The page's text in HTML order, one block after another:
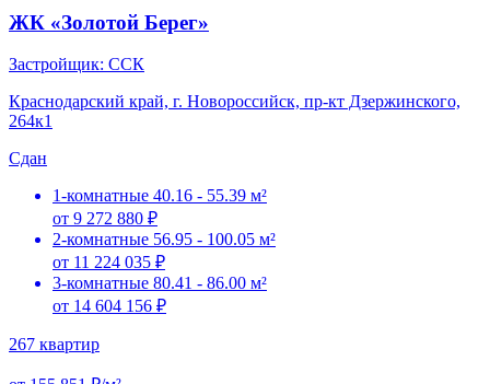
ЖК «Золотой Берег»
Застройщик: ССК
Краснодарский край, г. Новороссийск, пр-кт Дзержинского,
264к1
Сдан
1-комнатные 40.16 - 55.39 м²
от 9 272 880 ₽
2-комнатные 56.95 - 100.05 м²
от 11 224 035 ₽
3-комнатные 80.41 - 86.00 м²
от 14 604 156 ₽
267 квартир